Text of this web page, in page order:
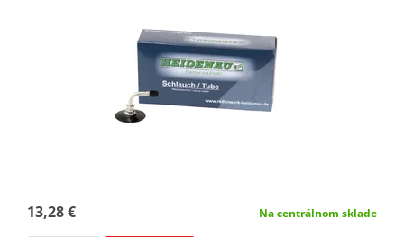
13,28 € Na centrálnom sklade